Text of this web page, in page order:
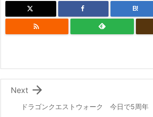
B!

ドラゴンクエストウォーク 今日で5周年

Next